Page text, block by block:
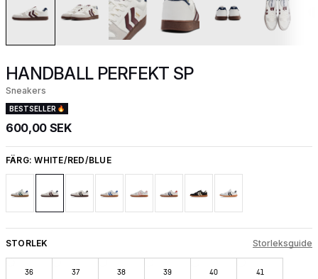
HANDBALL PERFEKT SP
Sneakers
BESTSELLER
600,00 SEK
FÄRG:WHITE/RED/BLUE
STORLEK Storleksguide
36 37 38 39 40 41